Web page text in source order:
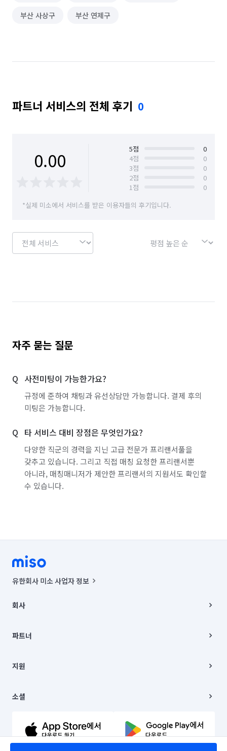
부산 사상구 부산 연제구
파트너 서비스의 전체 후기 0
0.00 5점
0
4점
0
3점
0
2점
0
1점
0
*실제 미소에서 서비스를 받은 이용자들의 후기입니다.
자주 묻는 질문
사전미팅이 가능한가요?
규정에 준하여 채팅과 유선상담만 가능합니다. 결제 후의
미팅은 가능합니다.
타 서비스 대비 장점은 무엇인가요?
다양한 직군의 경력을 지닌 고급 전문가 프리랜서풀을
갖추고 있습니다. 그리고 직접 매칭 요청한 프리랜서뿐
아니라, 매칭매니저가 제안한 프리랜서의 지원서도 확인할
수 있습니다.
유한회사 미소 사업자 정보
00019 |
주소 | 본사: 서울특별시 종로구 율곡로 6(중학동, 트윈트리빌딩) B동 5층
컨택센터 : 서울특별시 종로구 수송동 율곡로 24, 7층, 8층 미소
상품, 상품정보, 거래에 관한 의무와 책임은 거래당사자에게 있습니다.
언론 보도 관련 문의:
© 유한회사 미소. Miso, Inc. All Rights Reserved.
회사
채용
파트너
이사
지원
이용약관
문의하기
소셜
유튜브